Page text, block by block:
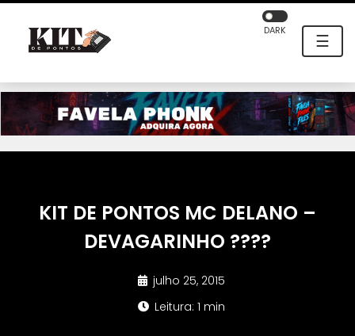
☰
DARK
KIT DE PONTOS MC DELANO –
DEVAGARINHO ????
julho 25, 2015
Leitura: 1 min